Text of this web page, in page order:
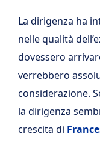
La dirigenza ha
nelle qualità
dovessero
verrebbero
considerazione.
la dirigenza
crescita di